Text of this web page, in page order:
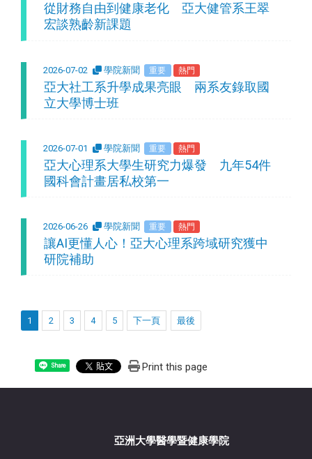
從財務自由到健康老化 亞大健管系王翠
宏談熟齡新課題
2026-07-02 學院新聞 重要 熱門
亞大社工系升學成果亮眼 兩系友錄取國
立大學博士班
2026-07-01 學院新聞 重要 熱門
亞大心理系大學生研究力爆發 九年54件
國科會計畫居私校第一
2026-06-26 學院新聞 重要 熱門
讓AI更懂人心！亞大心理系跨域研究獲中
研院補助
1 2 3 4 5 下一頁 最後
Share Print this page
亞洲大學醫學暨健康學院